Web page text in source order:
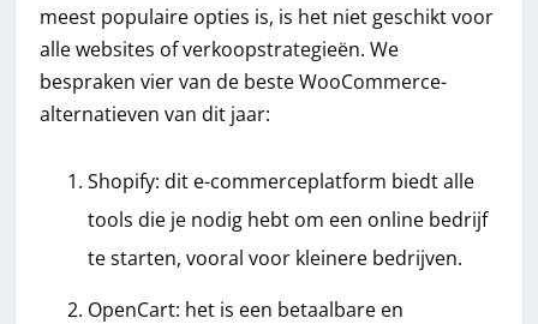
meest populaire opties is, is het niet geschikt voor
alle websites of verkoopstrategieën. We
bespraken vier van de beste WooCommerce-
alternatieven van dit jaar:
Shopify: dit e-commerceplatform biedt alle
tools die je nodig hebt om een ​​online bedrijf
te starten, vooral voor kleinere bedrijven.
OpenCart: het is een betaalbare en